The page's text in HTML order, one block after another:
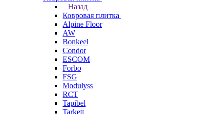
Назад
Ковровая плитка
Alpine Floor
AW
Bonkeel
Condor
ESCOM
Forbo
FSG
Modulyss
RCT
Tapibel
Tarkett